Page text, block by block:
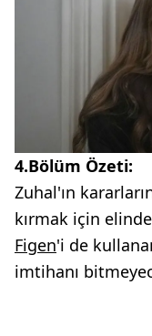
4.Bölüm Özeti:
Zuhal'ın
kırmak için
Figen'i de
imtihanı